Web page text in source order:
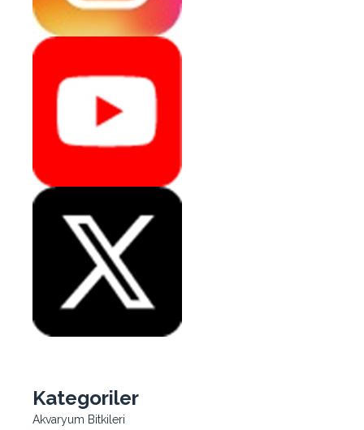
Kategoriler
Akvaryum Bitkileri